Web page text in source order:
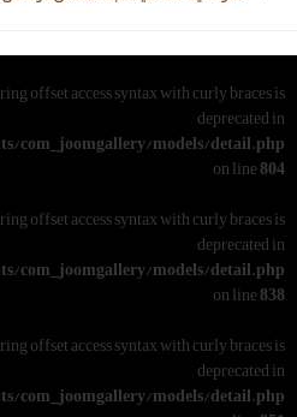
: Array and string offset access
components/
: Array and string offset access
components/
: Array and string offset access
components/